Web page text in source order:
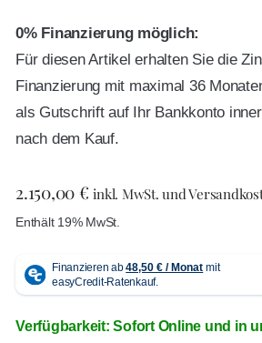
0% Finanzierung möglich:
Für diesen Artikel erhalten Sie die
Finanzierung mit maximal 36
als Gutschrift auf Ihr Bankkonto
nach dem Kauf.
2.150,00€ inkl. MwSt. und
Enthält 19% MwSt.
Verfügbarkeit: Sofort Online und in